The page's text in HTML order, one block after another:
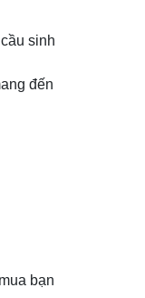
sinh
đến
bạn